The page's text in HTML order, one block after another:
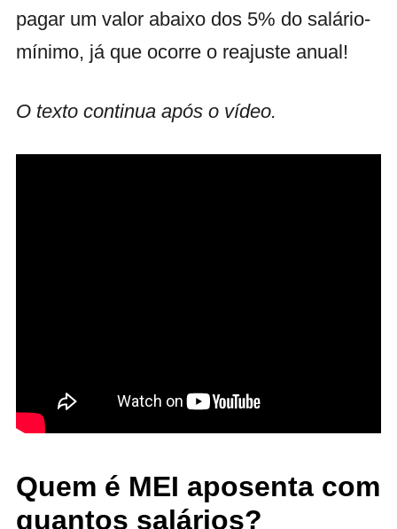
pagar um valor abaixo dos 5% do salário-
mínimo, já que ocorre o reajuste anual!
O texto continua após o vídeo.
Quem é MEI aposenta com
quantos salários?